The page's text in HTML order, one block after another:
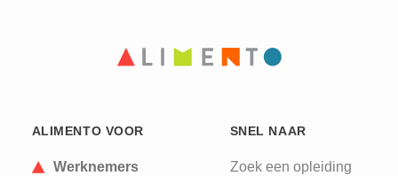
ALIMENTO VOOR
Werknemers
SNEL NAAR
Zoek een opleiding